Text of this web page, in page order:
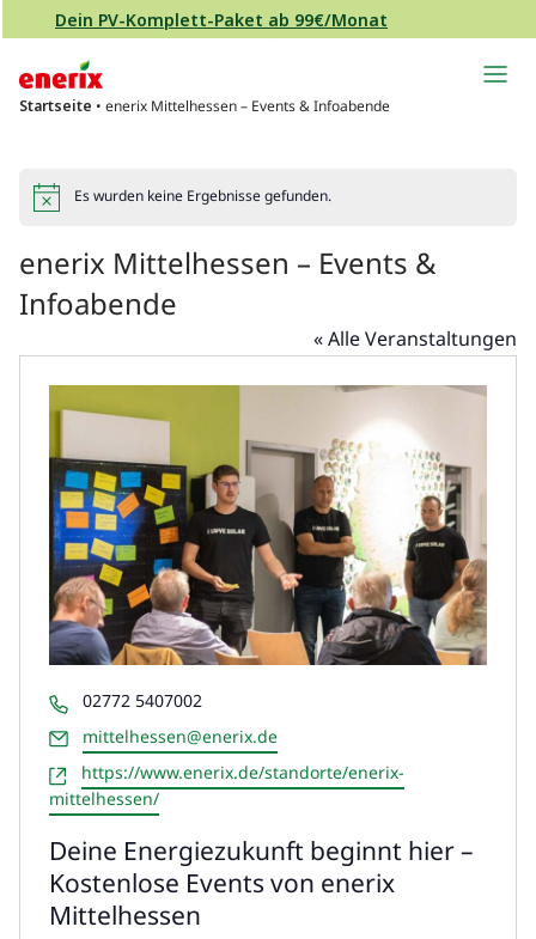
Direkt zum Inhalt wechseln
Dein PV-Komplett-Paket ab 99€/Monat
Hauptnavigation
Startseite • enerix Mittelhessen – Events & Infoabende
HinweisEs wurden keine Ergebnisse gefunden.
enerix Mittelhessen – Events &
Infoabende
« Alle Veranstaltungen
Telefon
02772 5407002
Email
mittelhessen@enerix.de
Webseite
https://www.enerix.de/standorte/enerix-
mittelhessen/
Deine Energiezukunft beginnt hier –
Kostenlose Events von enerix
Mittelhessen